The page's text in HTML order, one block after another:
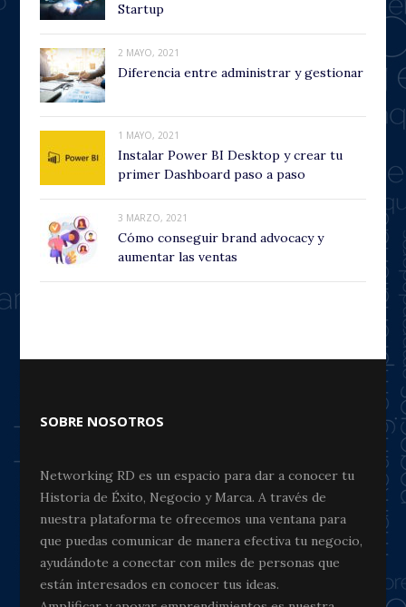
Startup
2 MAYO, 2021
Diferencia entre administrar y gestionar
1 MAYO, 2021
Instalar Power BI Desktop y crear tu
primer Dashboard paso a paso
3 MARZO, 2021
Cómo conseguir brand advocacy y
aumentar las ventas
SOBRE NOSOTROS
Networking RD es un espacio para dar a conocer tu
Historia de Éxito, Negocio y Marca. A través de
nuestra plataforma te ofrecemos una ventana para
que puedas comunicar de manera efectiva tu negocio,
ayudándote a conectar con miles de personas que
están interesados en conocer tus ideas.